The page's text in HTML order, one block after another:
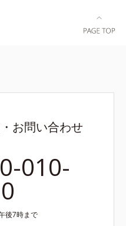
お問い合わせ
010-
後7時まで